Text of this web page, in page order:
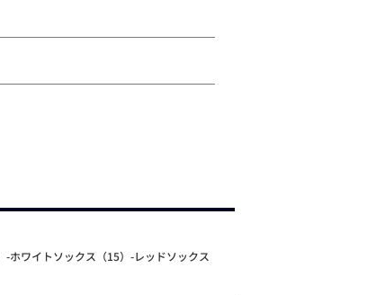
ホワイトソックス（15）-レッドソックス